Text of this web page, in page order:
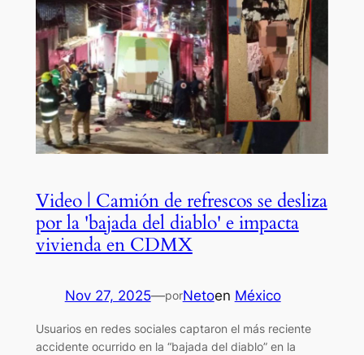
Video | Camión de refrescos se desliza
por la 'bajada del diablo' e impacta
vivienda en CDMX
Nov 27, 2025—porNetoen México
Usuarios en redes sociales captaron el más reciente
accidente ocurrido en la “bajada del diablo” en la